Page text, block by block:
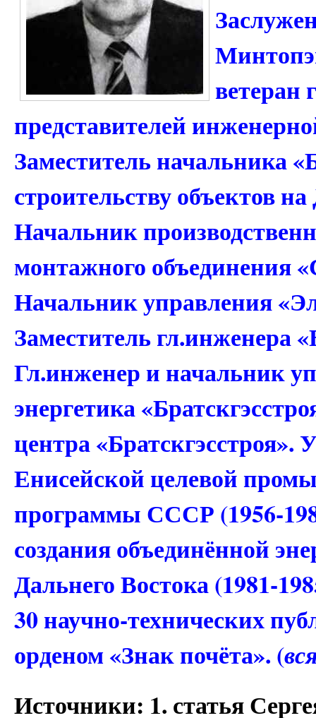
ветеран
представителей
Заместитель начальника
строительству объектов
Начальник
монтажного объединения
Начальник управления
Заместитель гл.инженера
Гл.инженер и начальник
энергетика
центра «Братскгэсстроя».
Енисейской целевой
программы СССР (1956-
создания объединённой
Дальнего Востока (1981-
30 научно-технических
орденом «Знак почёта». (
Источники: 1. статья